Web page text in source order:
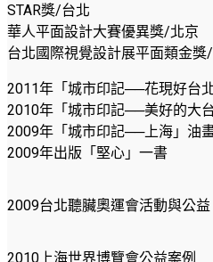
STAR獎/台北
華人平面設計大賽優異獎/北京
台北國際視覺設計展平面類金獎
2011年「城市印記──花現好台
2010年「城市印記──美好的大
2009年「城市印記──上海」油
2009年出版「堅心」一書
2009台北聽臟奧運會活動與公益
2010上海世界博覽會公益案例